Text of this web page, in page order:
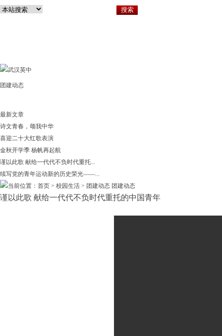
团建动态
最新文章
诗文青春，颂我中华
喜迎二十大红歌表演
金秋开学季 杨帆再起航
谨以此歌 献给一代代不负时代重托...
续写党的青年运动新的历史荣光——...
当前位置：首页 > 校园生活 > 团建动态 团建动态
谨以此歌 献给一代代不负时代重托的中国青年